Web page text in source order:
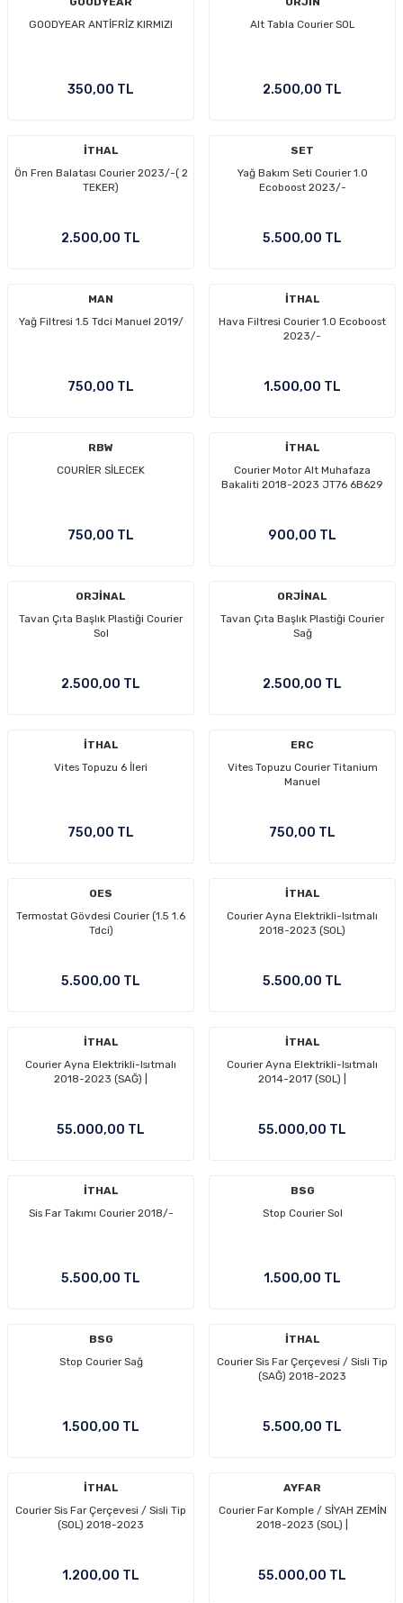
Ön/Arka Takımlar
GOODYEAR ANTİFRİZ KIRMIZI
350,00 TL
Alt Tabla Courier SOL
2.500,00 TL
İTHAL
Ön Fren Balatası Courier 2023/-( 2
TEKER)
2.500,00 TL
SET
Yağ Bakım Seti Courier 1.0
Ecoboost 2023/-
5.500,00 TL
MAN
Yağ Filtresi 1.5 Tdci Manuel 2019/
750,00 TL
İTHAL
Hava Filtresi Courier 1.0 Ecoboost
2023/-
1.500,00 TL
RBW
COURİER SİLECEK
750,00 TL
İTHAL
Courier Motor Alt Muhafaza
Bakaliti 2018-2023 JT76 6B629
900,00 TL
ORJİNAL
Tavan Çıta Başlık Plastiği Courier
Sol
2.500,00 TL
ORJİNAL
Tavan Çıta Başlık Plastiği Courier
Sağ
2.500,00 TL
İTHAL
Vites Topuzu 6 İleri
750,00 TL
ERC
Vites Topuzu Courier Titanium
Manuel
750,00 TL
OES
Termostat Gövdesi Courier (1.5 1.6
Tdci)
5.500,00 TL
İTHAL
Courier Ayna Elektrikli-Isıtmalı
2018-2023 (SOL)
5.500,00 TL
İTHAL
Courier Ayna Elektrikli-Isıtmalı
2018-2023 (SAĞ) |
55.000,00 TL
İTHAL
Courier Ayna Elektrikli-Isıtmalı
2014-2017 (SOL) |
55.000,00 TL
İTHAL
Sis Far Takımı Courier 2018/-
5.500,00 TL
BSG
Stop Courier Sol
1.500,00 TL
BSG
Stop Courier Sağ
1.500,00 TL
İTHAL
Courier Sis Far Çerçevesi / Sisli Tip
(SAĞ) 2018-2023
5.500,00 TL
İTHAL
Courier Sis Far Çerçevesi / Sisli Tip
(SOL) 2018-2023
1.200,00 TL
AYFAR
Courier Far Komple / SİYAH ZEMİN
2018-2023 (SOL) |
55.000,00 TL